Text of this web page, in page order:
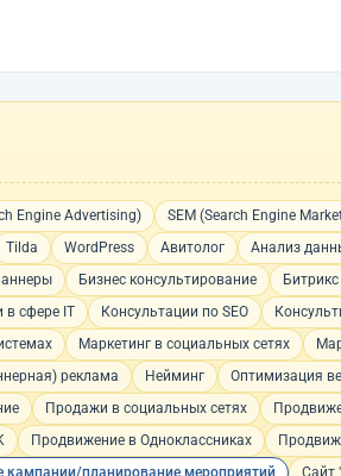
Engine Advertising) SEM (Search Engine
Tilda WordPress Авитолог
Анализ
Бизнес консультирование Битрикс
в сфере IT Консультации по SEO
Маркетинг в социальных сетях
реклама Нейминг
Оптимизация
Продажи в социальных сетях
Продвижение в Одноклассниках
кампании/планирование мероприятий
Сайт